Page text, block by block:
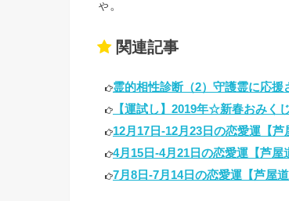
ゃ。
関連記事
霊的相性診断（2）守護霊に応
【運試し】2019年☆新春おみく
12月17日-12月23日の恋愛運【
4月15日-4月21日の恋愛運【芦
7月8日-7月14日の恋愛運【芦屋